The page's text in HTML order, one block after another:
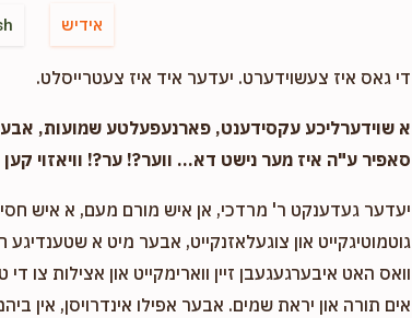
$20.00
$18.00
אידיש
די גאס איז צעשוידערט. יעדער איד איז צעטרייסלט.
א שוידערליכע עקסידענט, פארנעפעלטע שמועות,
סאפיר ע"ה איז מער נישט דא... ווער?! ער?! וויאזוי קען
יעדער געדענקט ר' מרדכי, אן איש מורם מעם, א איש
גוטמוטיגקייט און צוגעלאזנקייט, אבער מיט א
וואס האט איבערגעגעבן זיין ווארימקייט און אצילות צו
אים תורה און יראת שמים. אבער אפילו אינדרויסן, אין